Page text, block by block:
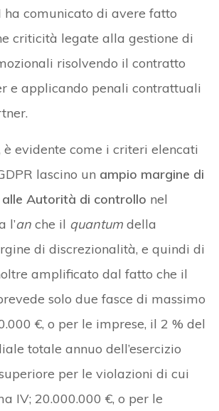
ha comunicato di avere fatto
criticità legate alla gestione di
risolvendo il contratto
e applicando penali contrattuali
è evidente come i criteri elencati
lascino un ampio margine di
Autorità di controllo nel
l’anche il quantumdella
di discrezionalità, e quindi di
amplificato dal fatto che il
solo due fasce di massimo
€, o per le imprese, il 2 % del
totale annuo dell’esercizio
per le violazioni di cui
IV; 20.000.000 €, o per le